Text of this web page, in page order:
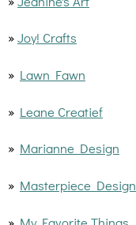
»Joy! Crafts
» Lawn Fawn
» Leane Creatief
» Marianne Design
» Masterpiece Design